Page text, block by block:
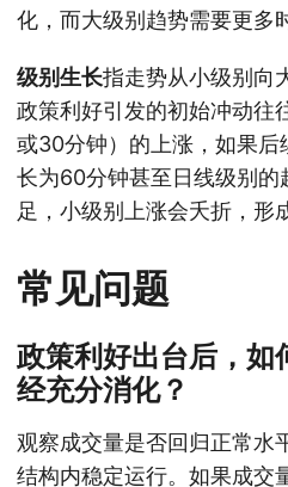
化，而大级别趋势需要更多
级别生长指走势从小级别向
政策利好引发的初始冲动往
或30分钟）的上涨，如果后
长为60分钟甚至日线级别的
足，小级别上涨会夭折，形
常见问题
政策利好出台后，如
经充分消化？
观察成交量是否回归正常水
结构内稳定运行。如果成交